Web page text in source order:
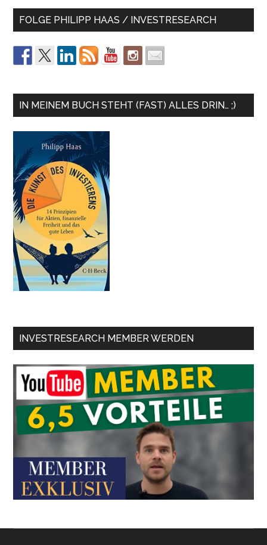
FOLGE PHILIPP HAAS / INVESTRESEARCH
IN MEINEM BUCH STEHT (FAST) ALLES DRIN… ;)
INVESTRESEARCH MEMBER WERDEN